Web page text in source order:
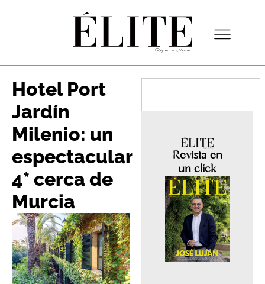
Hotel Port
Jardín
Milenio: un
espectacular
4* cerca de
Murcia
Revista en
un click